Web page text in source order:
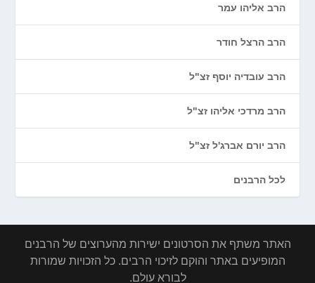
הרב אליהו עמר
הרב הרצל חודר
הרב עובדיה יוסף זצ"ל
הרב מרדכי אליהו זצ"ל
הרב יורם אברג'ל זצ"ל
לכל הרבנים
האתר משתף את הסרטונים ישירות מהערוצים של הרבנים
המופיעים באתר והוקם לזיכוי הרבים. כל הזכויות שמורות
לבורא עולם.